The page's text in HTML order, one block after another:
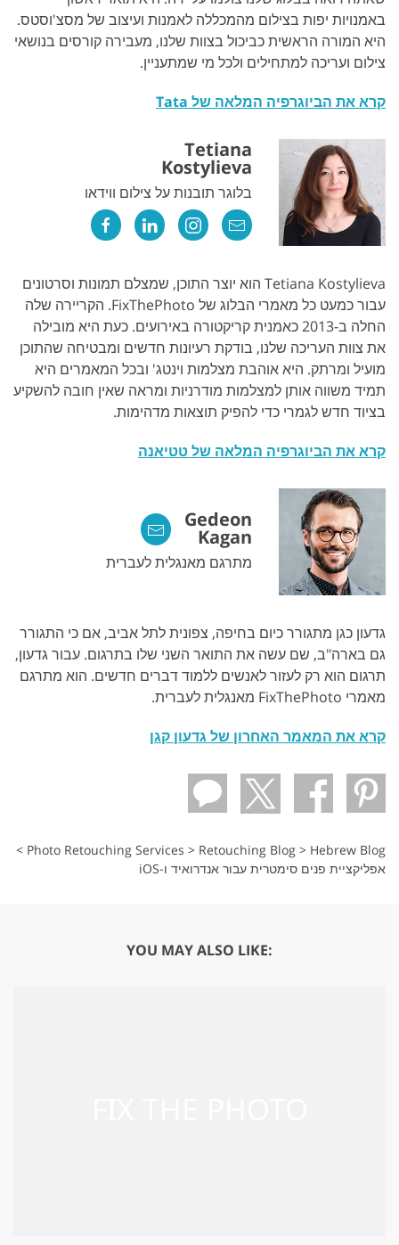
באמנויות יפות בצילום מהמכללה לאמנות ועיצוב של מסצ'וסטס.
היא המורה הראשית כביכול בצוות שלנו, מעבירה קורסים בנושאי
צילום ועריכה למתחילים ולכל מי שמתעניין.
קרא את הביוגרפיה המלאה של Tata
Tetiana
Kostylieva
בלוגר תובנות על צילום ווידאו
Tetiana Kostylieva הוא יוצר התוכן, שמצלם תמונות וסרטונים
עבור כמעט כל מאמרי הבלוג של FixThePhoto. הקריירה שלה
החלה ב-2013 כאמנית קריקטורה באירועים. כעת היא מובילה
את צוות העריכה שלנו, בודקת רעיונות חדשים ומבטיחה שהתוכן
מועיל ומרתק. היא אוהבת מצלמות וינטג' ובכל המאמרים היא
תמיד משווה אותן למצלמות מודרניות ומראה שאין חובה להשקיע
בציוד חדש לגמרי כדי להפיק תוצאות מדהימות.
קרא את הביוגרפיה המלאה של טטיאנה
Gedeon
Kagan
מתרגם מאנגלית לעברית
גדעון כגן מתגורר כיום בחיפה, צפונית לתל אביב, אם כי התגורר
גם בארה"ב, שם עשה את התואר השני שלו בתרגום. עבור גדעון,
תרגום הוא רק לעזור לאנשים ללמוד דברים חדשים. הוא מתרגם
מאמרי FixThePhoto מאנגלית לעברית.
קרא את המאמר האחרון של גדעון קגן
Photo Retouching Services > Retouching Blog > Hebrew Blog
>
אפליקציית פנים סימטרית עבור אנדרואיד ו-iOS
YOU MAY ALSO LIKE: